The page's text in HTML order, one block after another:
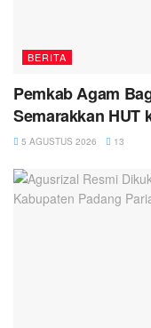
BERITA
Pemkab Agam
Semarakkan HUT
5 AGUSTUS 2026 13